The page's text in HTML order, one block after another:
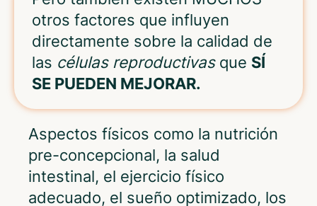
otros factores que influyen
directamente sobre la calidad de
las células reproductivasque SÍ
SE PUEDEN MEJORAR.
Aspectos físicos como la nutrición
pre-concepcional, la salud
intestinal, el ejercicio físico
adecuado, el sueño optimizado, los